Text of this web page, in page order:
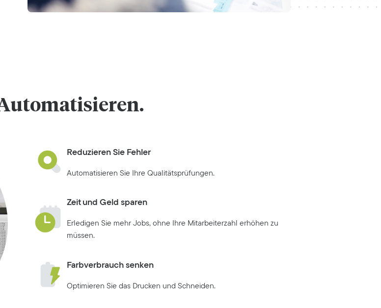
Reduzieren Sie Fehler
Automatisieren Sie Ihre Qualitätsprüfungen.
Zeit und Geld sparen
Erledigen Sie mehr Jobs, ohne Ihre Mitarbeiterzahl erhöhen zu
müssen.
Farbverbrauch senken
Optimieren Sie das Drucken und Schneiden.